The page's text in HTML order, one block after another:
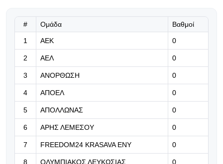
προπώληση για τον επαναληπτικό
με Λίνκολν
10.08.2026 | 08:57
«Ο Ινφαντίνο είχε δώσει προαγωγή
στην UEFA σε πρώην σύντροφό
του και την πλήρωνε με έγκριση
που... δεν ήξερε κανείς»
# Ομάδα Βαθμοί
1 ΑΕΚ 0
2 ΑΕΛ 0
3 ΑΝΟΡΘΩΣΗ 0
4 ΑΠΟΕΛ 0
5 ΑΠΟΛΛΩΝΑΣ 0
6 ΑΡΗΣ ΛΕΜΕΣΟΥ 0
7 FREEDOM24 KRASAVA ΕΝΥ 0
8 ΟΛΥΜΠΙΑΚΟΣ ΛΕΥΚΩΣΙΑΣ 0